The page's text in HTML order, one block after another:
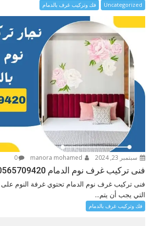
Uncategorized فك وتركيب غرف بالدمام
سبتمبر 23, 2024 0
فنى تركيب غرف نوم الدمام 0565709420
فنى تركيب غرف نوم الدمام تحتوي غرفة النوم على
التي يجب أن يتم...
فك وتركيب غرف بالدمام